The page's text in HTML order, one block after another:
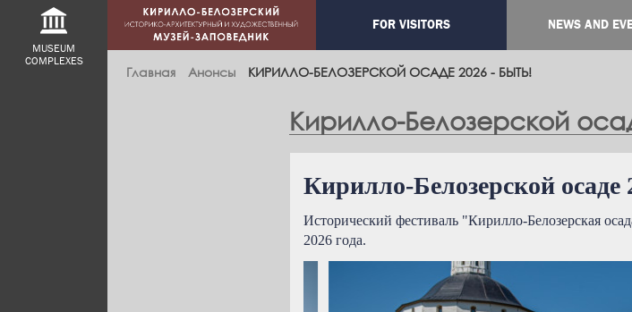
MUSEUM
COMPLEXES
Main
navigation
FOR VISITORS NEWS AND
Главная Анонсы КИРИЛЛО-БЕЛОЗЕРСКОЙ ОСАДЕ 2026 - БЫТЬ!
Кирилло-Белозерской
Кирилло-Белозерской осаде
Исторический фестиваль "Кирилло-Белозерская
2026 года.